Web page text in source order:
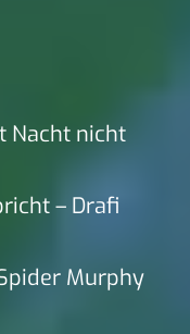
Nacht nicht
– Drafi
Murphy